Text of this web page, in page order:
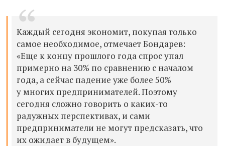
Каждый сегодня экономит, покупая только
самое необходимое, отмечает Бондарев:
«Еще к концу прошлого года спрос упал
примерно на 30% по сравнению с началом
года, а сейчас падение уже более 50%
у многих предпринимателей. Поэтому
сегодня сложно говорить о каких-то
радужных перспективах, и сами
предприниматели не могут предсказать, что
их ожидает в будущем».